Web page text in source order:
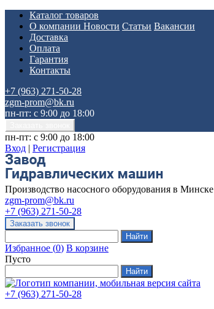
Каталог товаров
О компании Новости Статьи Вакансии
Доставка
Оплата
Гарантия
Контакты
+7 (963) 271-50-28
zgm-prom@bk.ru
пн-пт: с 9:00 до 18:00
пн-пт: с 9:00 до 18:00
Вход | Регистрация
Производство насосного оборудования в Минске
zgm-prom@bk.ru
+7 (963) 271-50-28
Избранное (0) В корзине
Пусто
+7 (963) 271-50-28